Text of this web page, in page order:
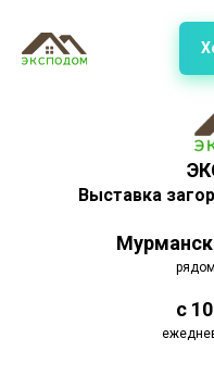
Выставка
с